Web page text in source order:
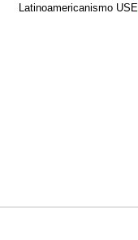
LatinoamericanismoUSE